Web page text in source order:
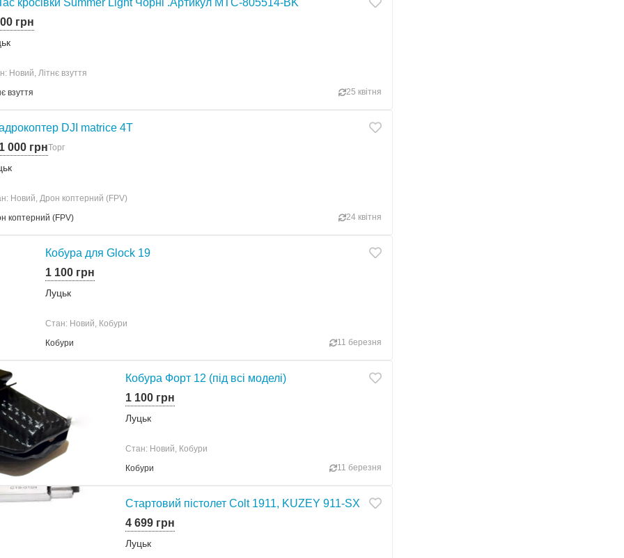
грн
Новий, Літнє взуття
взуття
25 квітня
DJI matrice 4T
000 грнТорг
Новий, Дрон коптерний (FPV)
коптерний (FPV)
24 квітня
Кобура для Glock 19
1 100 грн
Луцьк
Стан: Новий, Кобури
Кобури
11 березня
Кобура Форт 12 (під всі моделі)
1 100 грн
Луцьк
Стан: Новий, Кобури
Кобури
11 березня
Cтартовий пістолет Colt 1911, KUZEY 911-SX
4 699 грн
Луцьк